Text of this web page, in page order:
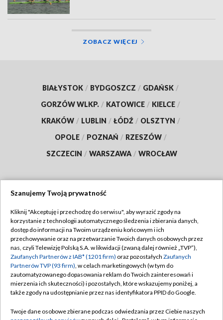
ZOBACZ WIĘCEJ
BIAŁYSTOK / BYDGOSZCZ / GDAŃSK /
GORZÓW WLKP. / KATOWICE / KIELCE /
KRAKÓW / LUBLIN / ŁÓDŹ / OLSZTYN /
OPOLE / POZNAŃ / RZESZÓW /
SZCZECIN / WARSZAWA / WROCŁAW
TVP
Abonament TVP
Emisja w TVP
Centrum informacji TVP
Naziemna Telewizja Cyfrowa
Regulamin TVP
Polityka prywatności
Moje zgody
Pomoc
Szanujemy Twoją prywatność
Kliknij "Akceptuję i przechodzę do serwisu", aby wyrazić zgody na
korzystanie z technologii automatycznego śledzenia i zbierania danych,
dostęp do informacji na Twoim urządzeniu końcowym i ich
przechowywanie oraz na przetwarzanie Twoich danych osobowych przez
nas, czyli Telewizję Polską S.A. w likwidacji (zwaną dalej również „TVP”),
Zaufanych Partnerów z IAB* (1201 firm) oraz pozostałych Zaufanych
Partnerów TVP (93 firm), w celach marketingowych (w tym do
zautomatyzowanego dopasowania reklam do Twoich zainteresowań i
mierzenia ich skuteczności) i pozostałych, które wskazujemy poniżej, a
także zgody na udostępnianie przez nas identyfikatora PPID do Google.
Twoje dane osobowe zbierane podczas odwiedzania przez Ciebie naszych